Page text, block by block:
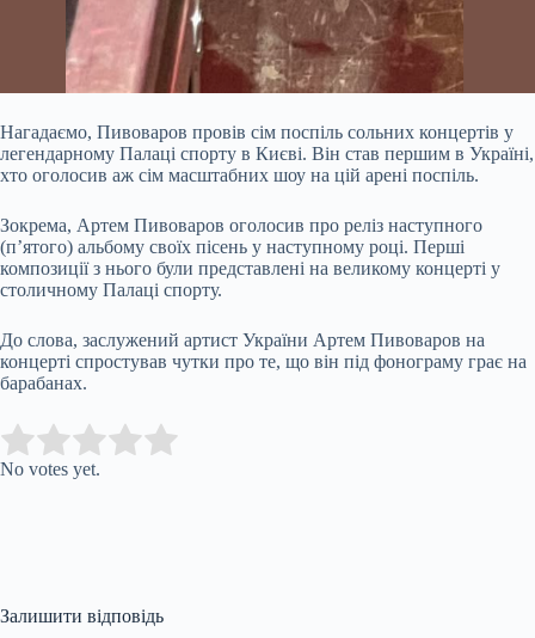
Нагадаємо, Пивоваров провів сім поспіль сольних концертів у
легендарному Палаці спорту в Києві. Він став першим в Україні,
хто оголосив аж сім масштабних шоу на цій арені поспіль.
Зокрема, Артем Пивоваров оголосив про реліз наступного
(п’ятого) альбому своїх пісень у наступному році. Перші
композиції з нього були представлені на великому концерті у
столичному Палаці спорту.
До слова, заслужений артист України Артем Пивоваров на
концерті спростував чутки про те, що він під фонограму грає на
барабанах.
Rate this item:
No votes yet.
Залишити відповідь